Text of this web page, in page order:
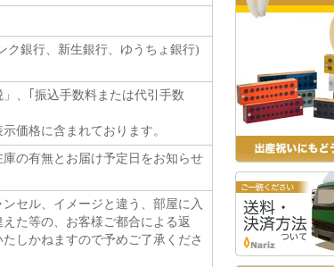
ク銀行、新生銀行、ゆうちょ銀行)
」、｢振込手数料または代引手数
価格に含まれております。
庫の有無とお届け予定日をお知らせ
セル、イメージと違う、部屋に入
た等の、お客様ご都合による返
しかねますので予めご了承くださ